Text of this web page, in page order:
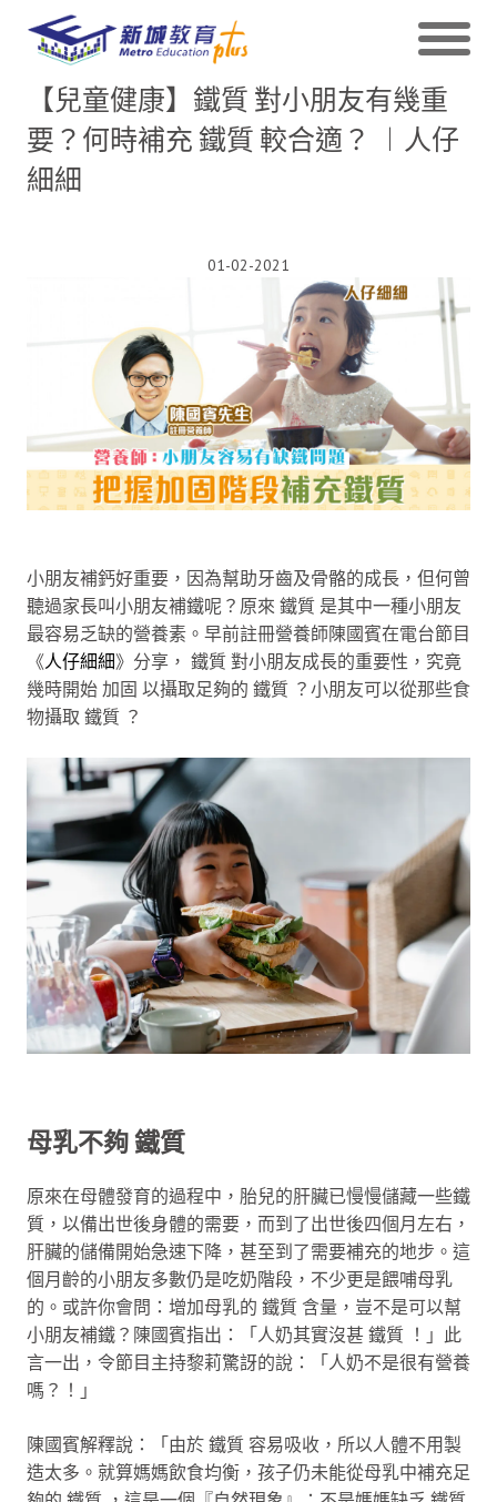
【兒童健康】鐵質 對小朋友有幾重
要？何時補充 鐵質 較合適？ ︱人仔
細細
01-02-2021
小朋友補鈣好重要，因為幫助牙齒及骨骼的成長，但何曾
聽過家長叫小朋友補鐵呢？原來 鐵質 是其中一種小朋友
最容易乏缺的營養素。早前註冊營養師陳國賓在電台節目
《人仔細細》分享， 鐵質 對小朋友成長的重要性，究竟
幾時開始 加固 以攝取足夠的 鐵質 ？小朋友可以從那些食
物攝取 鐵質 ？
母乳不夠 鐵質
原來在母體發育的過程中，胎兒的肝臟已慢慢儲藏一些鐵
質，以備出世後身體的需要，而到了出世後四個月左右，
肝臟的儲備開始急速下降，甚至到了需要補充的地步。這
個月齡的小朋友多數仍是吃奶階段，不少更是餵哺母乳
的。或許你會問：增加母乳的 鐵質 含量，豈不是可以幫
小朋友補鐵？陳國賓指出：「人奶其實沒甚 鐵質 ！」此
言一出，令節目主持黎莉驚訝的說：「人奶不是很有營養
嗎？！」
陳國賓解釋說：「由於 鐵質 容易吸收，所以人體不用製
造太多。就算媽媽飲食均衡，孩子仍未能從母乳中補充足